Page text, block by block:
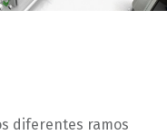
diferentes ramos